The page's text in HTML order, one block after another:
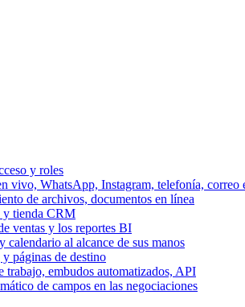
y roles
vivo, WhatsApp, Instagram, telefonía, correo
de archivos, documentos en línea
y tienda CRM
ventas y los reportes BI
calendario al alcance de sus manos
páginas de destino
embudos automatizados, API
de campos en las negociaciones